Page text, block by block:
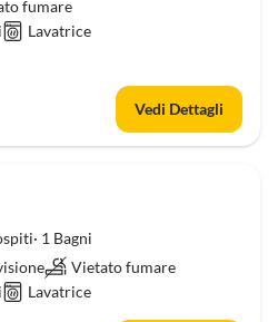
fumare
Lavatrice
Vedi Dettagli
1 Bagni
Vietato fumare
Lavatrice